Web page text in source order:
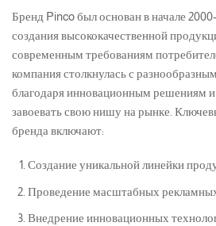
Бренд Pinco был основан в начале
создания высококачественной
современным требованиям
компания столкнулась с
благодаря инновационным решениям и
завоевать свою нишу на рынке.
бренда включают:
Создание уникальной линейки
Проведение масштабных
Внедрение инновационных